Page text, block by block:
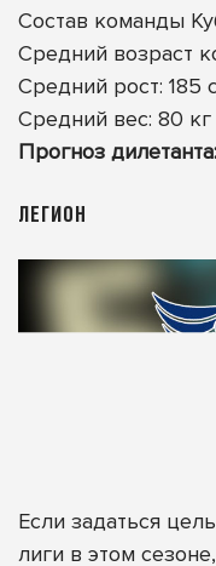
Состав команды
Средний возраст
Средний рост: 185
Средний вес: 80 кг
Прогноз дилетанта:
ЛЕГИОН
Если задаться
лиги в этом